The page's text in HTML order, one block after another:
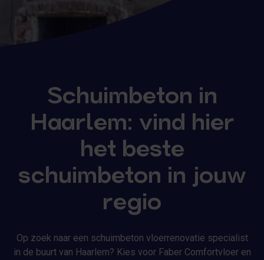
Schuimbeton in
Haarlem: vind hier
het beste
schuimbeton in jouw
regio
Op zoek naar een schuimbeton vloerrenovatie specialist
in de buurt van Haarlem? Kies voor Faber Comfortvloer en